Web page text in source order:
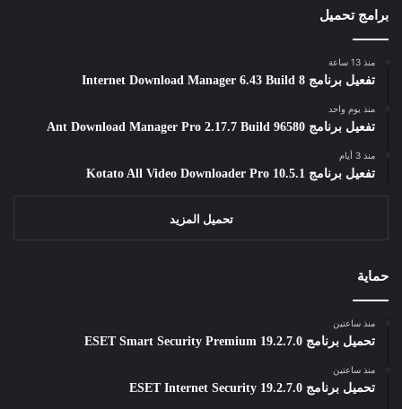
برامج تحميل
منذ 13 ساعة
تفعيل برنامج Internet Download Manager 6.43 Build 8
منذ يوم واحد
تفعيل برنامج Ant Download Manager Pro 2.17.7 Build 96580
منذ 3 أيام
تفعيل برنامج Kotato All Video Downloader Pro 10.5.1
تحميل المزيد
حماية
منذ ساعتين
تحميل برنامج ESET Smart Security Premium 19.2.7.0
منذ ساعتين
تحميل برنامج ESET Internet Security 19.2.7.0